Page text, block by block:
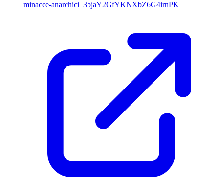
minacce-anarchici_3bjaY2GfYKNXbZ6G4irnPK